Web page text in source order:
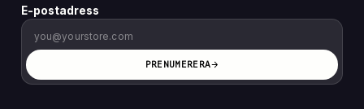
E-postadress
PRENUMERERA